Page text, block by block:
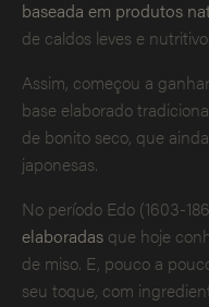
baseada em produtos
de caldos leves e
Assim, começou a
base elaborado
de bonito seco, que
japonesas.
No período Edo (1603-
elaboradas que hoje
de miso. E, pouco a
seu toque, com